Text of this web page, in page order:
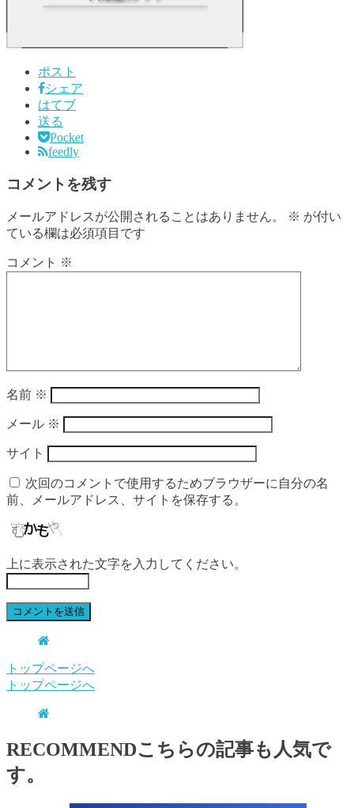
ポスト
シェア
はてブ
送る
Pocket
feedly
コメントを残す
メールアドレスが公開されることはありません。 ※ が付い
ている欄は必須項目です
コメント ※
名前 ※
メール ※
サイト
次回のコメントで使用するためブラウザーに自分の名
前、メールアドレス、サイトを保存する。
上に表示された文字を入力してください。
トップページへ
トップページへ
RECOMMENDこちらの記事も人気で
す。